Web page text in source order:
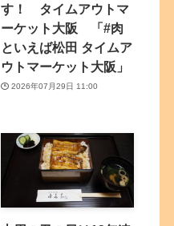
す！ タイムアウトマ
ーケット大阪 「#肉
といえば松田 タイムア
ウトマーケット大阪」
2026年07月29日 11:00